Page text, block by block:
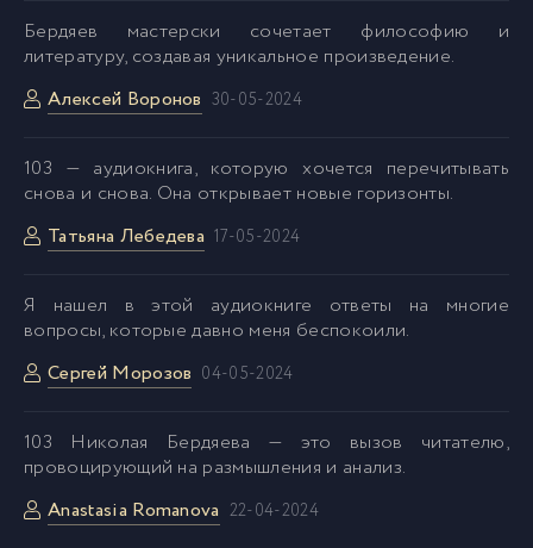
Бердяев мастерски сочетает философию и
литературу, создавая уникальное произведение.
Алексей Воронов 30-05-2024
103 — аудиокнига, которую хочется перечитывать
снова и снова. Она открывает новые горизонты.
Татьяна Лебедева 17-05-2024
Я нашел в этой аудиокниге ответы на многие
вопросы, которые давно меня беспокоили.
Сергей Морозов 04-05-2024
103 Николая Бердяева — это вызов читателю,
провоцирующий на размышления и анализ.
Anastasia Romanova 22-04-2024